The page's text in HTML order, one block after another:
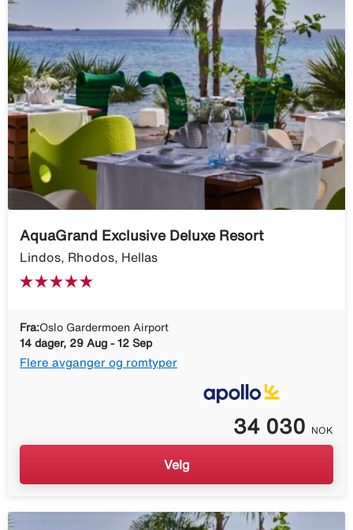
AquaGrand Exclusive Deluxe Resort
Lindos, Rhodos, Hellas
Fra:Oslo Gardermoen Airport
14 dager, 29 Aug - 12 Sep
Flere avganger og romtyper
34 030 NOK
Velg